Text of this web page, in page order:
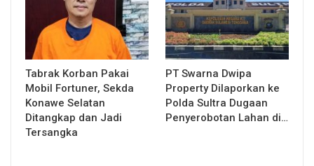
Tabrak Korban Pakai
Mobil Fortuner, Sekda
Konawe Selatan
Ditangkap dan Jadi
Tersangka
PT Swarna Dwipa
Property Dilaporkan ke
Polda Sultra Dugaan
Penyerobotan Lahan di…